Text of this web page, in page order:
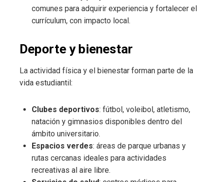
comunes para adquirir experiencia y fortalecer el
currículum, con impacto local.
Deporte y bienestar
La actividad física y el bienestar forman parte de la
vida estudiantil:
Clubes deportivos: fútbol, voleibol, atletismo,
natación y gimnasios disponibles dentro del
ámbito universitario.
Espacios verdes: áreas de parque urbanas y
rutas cercanas ideales para actividades
recreativas al aire libre.